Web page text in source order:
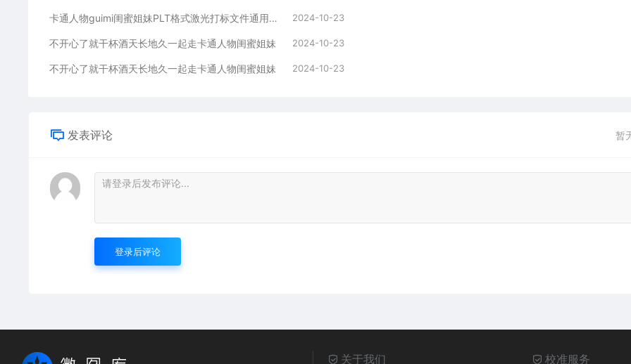
卡通人物guimi闺蜜姐妹PLT格式激光打标文件通用矢量图 2024-10-23
不开心了就干杯酒天长地久一起走卡通人物闺蜜姐妹 2024-10-23
不开心了就干杯酒天长地久一起走卡通人物闺蜜姐妹 2024-10-23
发表评论 暂
登录后评论
关于我们 校准服务